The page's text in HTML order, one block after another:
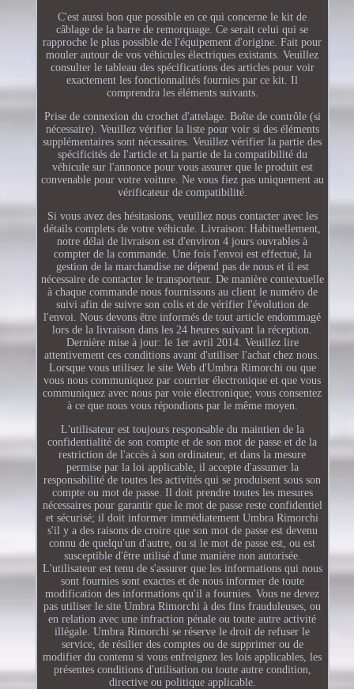
C'est aussi bon que possible en ce qui concerne le kit de
câblage de la barre de remorquage. Ce serait celui qui se
rapproche le plus possible de l'équipement d'origine. Fait pour
mouler autour de vos véhicules électriques existants. Veuillez
consulter le tableau des spécifications des articles pour voir
exactement les fonctionnalités fournies par ce kit. Il
comprendra les éléments suivants.
Prise de connexion du crochet d'attelage. Boîte de contrôle (si
nécessaire). Veuillez vérifier la liste pour voir si des éléments
supplémentaires sont nécessaires. Veuillez vérifier la partie des
spécificités de l'article et la partie de la compatibilité du
véhicule sur l'annonce pour vous assurer que le produit est
convenable pour votre voiture. Ne vous fiez pas uniquement au
vérificateur de compatibilité.
Si vous avez des hésitasions, veuillez nous contacter avec les
détails complets de votre véhicule. Livraison: Habituellement,
notre délai de livraison est d'environ 4 jours ouvrables à
compter de la commande. Une fois l'envoi est effectué, la
gestion de la marchandise ne dépend pas de nous et il est
nécessaire de contacter le transporteur. De manière contextuelle
à chaque commande nous fournissons au client le numéro de
suivi afin de suivre son colis et de vérifier l'évolution de
l'envoi. Nous devons être informés de tout article endommagé
lors de la livraison dans les 24 heures suivant la réception.
Dernière mise à jour: le 1er avril 2014. Veuillez lire
attentivement ces conditions avant d'utiliser l'achat chez nous.
Lorsque vous utilisez le site Web d'Umbra Rimorchi ou que
vous nous communiquez par courrier électronique et que vous
communiquez avec nous par voie électronique; vous consentez
à ce que nous vous répondions par le même moyen.
L'utilisateur est toujours responsable du maintien de la
confidentialité de son compte et de son mot de passe et de la
restriction de l'accès à son ordinateur, et dans la mesure
permise par la loi applicable, il accepte d'assumer la
responsabilité de toutes les activités qui se produisent sous son
compte ou mot de passe. Il doit prendre toutes les mesures
nécessaires pour garantir que le mot de passe reste confidentiel
et sécurisé; il doit informer immédiatement Umbra Rimorchi
s'il y a des raisons de croire que son mot de passe est devenu
connu de quelqu'un d'autre, ou si le mot de passe est, ou est
susceptible d'être utilisé d'une manière non autorisée.
L'utilisateur est tenu de s'assurer que les informations qui nous
sont fournies sont exactes et de nous informer de toute
modification des informations qu'il a fournies. Vous ne devez
pas utiliser le site Umbra Rimorchi à des fins frauduleuses, ou
en relation avec une infraction pénale ou toute autre activité
illégale. Umbra Rimorchi se réserve le droit de refuser le
service, de résilier des comptes ou de supprimer ou de
modifier du contenu si vous enfreignez les lois applicables, les
présentes conditions d'utilisation ou toute autre condition,
directive ou politique applicable.